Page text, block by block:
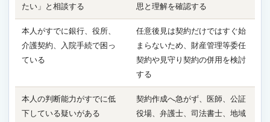
たい」と相談する
思と理解を確認する
本人がすでに銀行、役所、
介護契約、入院手続で困っ
ている
任意後見は契約だけではすぐ始
まらないため、財産管理等委任
契約や見守り契約の併用を検討
する
本人の判断能力がすでに低
下している疑いがある
契約作成へ急がず、医師、公証
役場、弁護士、司法書士、地域